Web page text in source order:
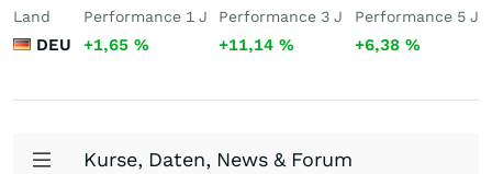
Land
DEU
Performance 1 J
+1,65 %
Performance 3 J
+11,14%
Performance 5 J
+6,38 %
Kurse, Daten, News & Forum